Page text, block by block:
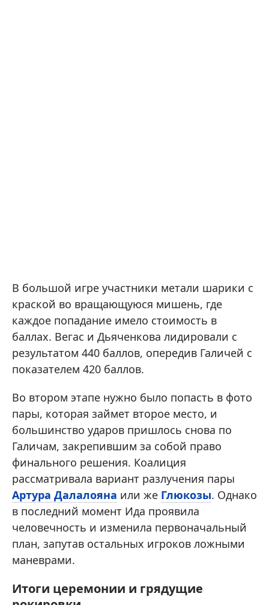
В большой игре участники метали шарики с
краской во вращающуюся мишень, где
каждое попадание имело стоимость в
баллах. Вегас и Дьяченкова лидировали с
результатом 440 баллов, опередив Галичей с
показателем 420 баллов.
Во втором этапе нужно было попасть в фото
пары, которая займет второе место, и
большинство ударов пришлось снова по
Галичам, закрепившим за собой право
финального решения. Коалиция
рассматривала вариант разлучения пары
Артура Далалояна или же Глюкозы. Однако
в последний момент Ида проявила
человечность и изменила первоначальный
план, запутав остальных игроков ложными
маневрами.
Итоги церемонии и грядущие